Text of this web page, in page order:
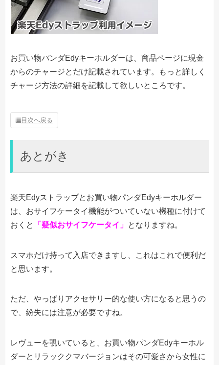
お買い物パンダEdyキーホルダーは、商品ページに現金
からのチャージとだけ記載されています。もっと詳しく
チャージ方法の詳細を記載して欲しいところです。
目次へ戻る
あとがき
楽天Edyストラップとお買い物パンダEdyキーホルダー
は、おサイフケータイ機能がついていない機種に付けて
おくと
「疑似おサイフケータイ」 となりますね。
スマホだけ持って入店できますし、これはこれで便利だ
と思います。
ただ、やっぱりアクセサリー的な使い方になると思うの
で、紛失には注意が必要ですね。
レヴューを覗いていると、お買い物パンダEdyキーホル
ダーとリラッククマバージョンはその可愛さから女性に